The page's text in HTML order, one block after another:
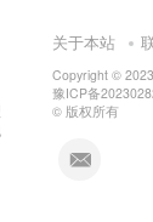
关于本站
Copyright © 2023
豫ICP备
© 版权所有